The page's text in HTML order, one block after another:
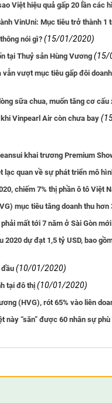
Việt hiệu quả gấp 20 lần các
VinUni: Mục tiêu trở thành
nói gì? (15/01/2020)
tại Thuỷ sản Hùng Vương (15/
vẫn vượt mục tiêu gấp đôi
sữa chua, muốn tăng cơ
Vinpearl Air còn chưa bay
khai trương Premium
lạc quan về sự phát triển mô
chiếm 7% thị phần ô tô Việt
mục tiêu tăng doanh thu hơn
mất tới 7 năm ở Sài Gòn
2020 dự đạt 1,5 tỷ USD, bao
đầu (10/01/2020)
tại đô thị (10/01/2020)
(HVG), rót 65% vào liên
này “săn” được 60 nhân sự